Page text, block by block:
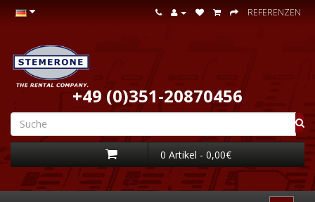
REFERENZEN
+49 (0)351-20870456
0 Artikel - 0,00€